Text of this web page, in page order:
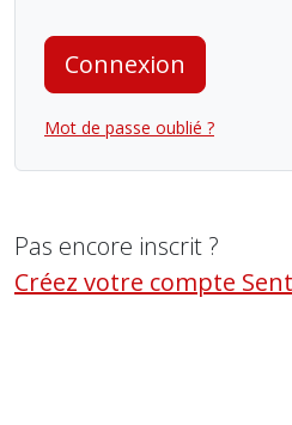
Connexion
Mot de passe oublié ?
Pas encore inscrit ?
Créez votre compte